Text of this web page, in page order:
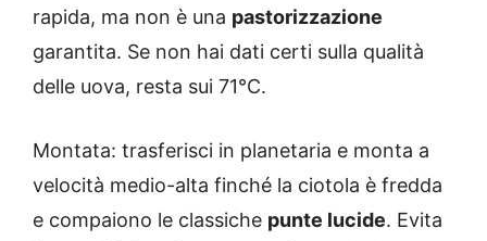
rapida, ma non è una pastorizzazione
garantita. Se non hai dati certi sulla qualità
delle uova, resta sui 71°C.
Montata: trasferisci in planetaria e monta a
velocità medio-alta finché la ciotola è fredda
e compaiono le classiche punte lucide. Evita